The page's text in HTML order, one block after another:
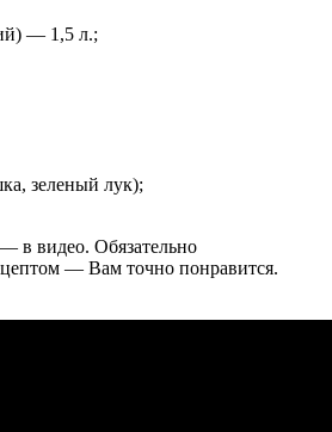
— 1,5 л.;
зеленый лук);
в видео. Обязательно
— Вам точно понравится.